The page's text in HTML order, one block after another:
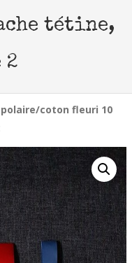
tétine,
2
coton fleuri 10